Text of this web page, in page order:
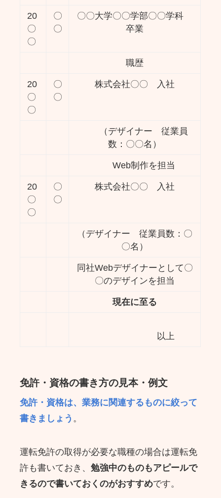
20
〇
〇
〇
〇
〇〇大学〇〇学部〇〇学科
卒業
職歴
20
〇
〇
〇
〇
株式会社〇〇 入社
（デザイナー 従業員
数：〇〇名）
Web制作を担当
20
〇
〇
〇
〇
株式会社〇〇 入社
（デザイナー 従業員数：〇
〇名）
同社Webデザイナーとして〇
〇のデザインを担当
現在に至る
以上
免許・資格の書き方の見本・例文
免許・資格は、業務に関連するものに絞って
書きましょう 。
運転免許の取得が必要な職種の場合は運転免
許も書いておき、勉強中のものもアピールで
きるので書いておくのがおすすめです。